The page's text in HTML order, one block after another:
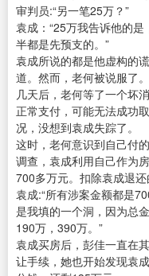
审判员:“另一笔25万？”
袁成：“25万我告诉他的
半都是先预支的。”
袁成所说的都是他虚构的
道。然而，老何被说服了
几天后，老何等了一个坏
正常支付，可能无法成功
况，没想到袁成失踪了。
这时，老何意识到自己付
调查，袁成利用自己作为
700多万元。扣除袁成退
袁成:“所有涉案金额都是
是我填的一个洞，因为总
190万，390万。”
袁成买房后，彭佳一直在
让手续，她也开始发现袁